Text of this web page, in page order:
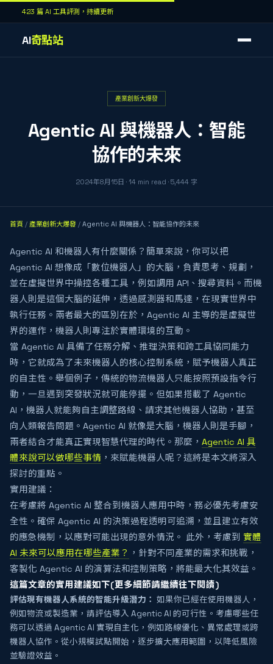
423 篇 AI 工具評測，持續更新
AI奇點站
產業創新大爆發
Agentic AI 與機器人：智能
協作的未來
2024年8月15日 · 14 min read · 5,444 字
首頁 / 產業創新大爆發 / Agentic AI 與機器人：智能協作的未來
Agentic AI 和機器人有什麼關係？簡單來說，你可以把
Agentic AI 想像成「數位機器人」的大腦，負責思考、規劃，
並在虛擬世界中操控各種工具，例如調用 API、搜尋資料。而機
器人則是這個大腦的延伸，透過感測器和馬達，在現實世界中
執行任務。兩者最大的區別在於，Agentic AI 主導的是虛擬世
界的運作，機器人則專注於實體環境的互動。
當 Agentic AI 具備了任務分解、推理決策和跨工具協同能力
時，它就成為了未來機器人的核心控制系統，賦予機器人真正
的自主性。舉個例子，傳統的物流機器人只能按照預設指令行
動，一旦遇到突發狀況就可能停擺。但如果搭載了 Agentic
AI，機器人就能夠自主調整路線、請求其他機器人協助，甚至
向人類報告問題。Agentic AI 就像是大腦，機器人則是手腳，
兩者結合才能真正實現智慧代理的時代。那麼， Agentic AI 具
體來說可以做哪些事情 ，來賦能機器人呢？這將是本文將深入
探討的重點。
實用建議：
在考慮將 Agentic AI 整合到機器人應用中時，務必優先考慮安
全性。確保 Agentic AI 的決策過程透明可追溯，並且建立有效
的應急機制，以應對可能出現的意外情況。 此外，考慮到 實體
AI 未來可以應用在哪些產業？ ，針對不同產業的需求和挑戰，
客製化 Agentic AI 的演算法和控制策略，將能最大化其效益。
這篇文章的實用建議如下(更多細節請繼續往下閱讀)
評估現有機器人系統的智能升級潛力： 如果你已經在使用機器人，
例如物流或製造業，請評估導入 Agentic AI 的可行性。考慮哪些任
務可以透過 Agentic AI 實現自主化，例如路線優化、異常處理或跨
機器人協作。從小規模試點開始，逐步擴大應用範圍，以降低風險
並驗證效益。